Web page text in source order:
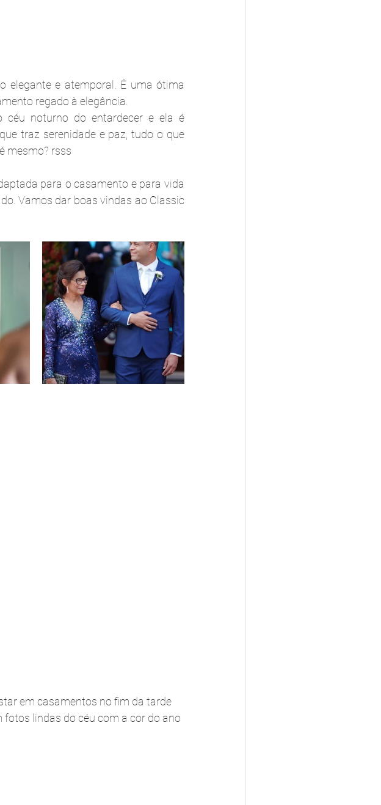
elegante e atemporal. É uma ótima
regado à elegância.
céu noturno do entardecer e ela é
traz serenidade e paz, tudo o que
mesmo? rsss
para o casamento e para vida
Vamos dar boas vindas ao Classic
em casamentos no fim da tarde
lindas do céu com a cor do ano